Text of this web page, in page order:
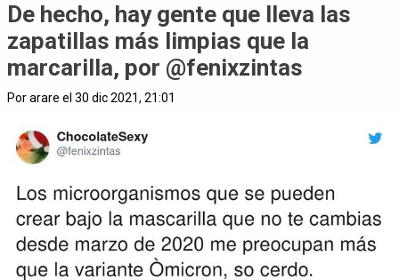
De hecho, hay gente que lleva las
zapatillas más limpias que la
marcarilla, por @fenixzintas
Por arare el 30 dic 2021, 21:01